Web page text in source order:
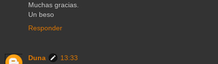
Muchas gracias.
Un beso
Responder
Duna
13:33